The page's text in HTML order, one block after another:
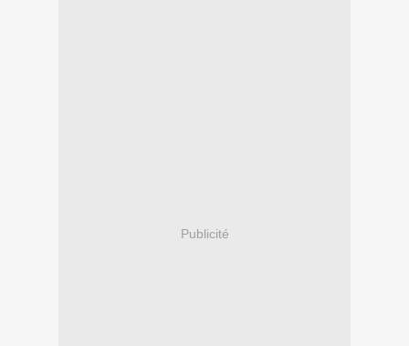
Publicité